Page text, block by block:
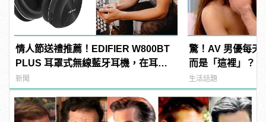
情人節送禮推薦！EDIFIER W800BT
PLUS 耳罩式無線藍牙耳機，在耳邊
傾訴甜言蜜語
新聞
驚！AV 男優每天
而是「這裡」？ |
型男
生活話題